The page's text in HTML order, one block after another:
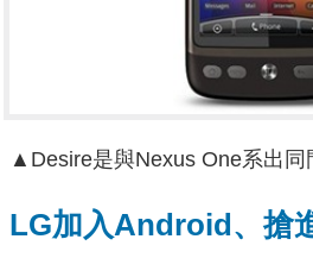
▲Desire是與Nexus One系出同
LG加入Android、搶